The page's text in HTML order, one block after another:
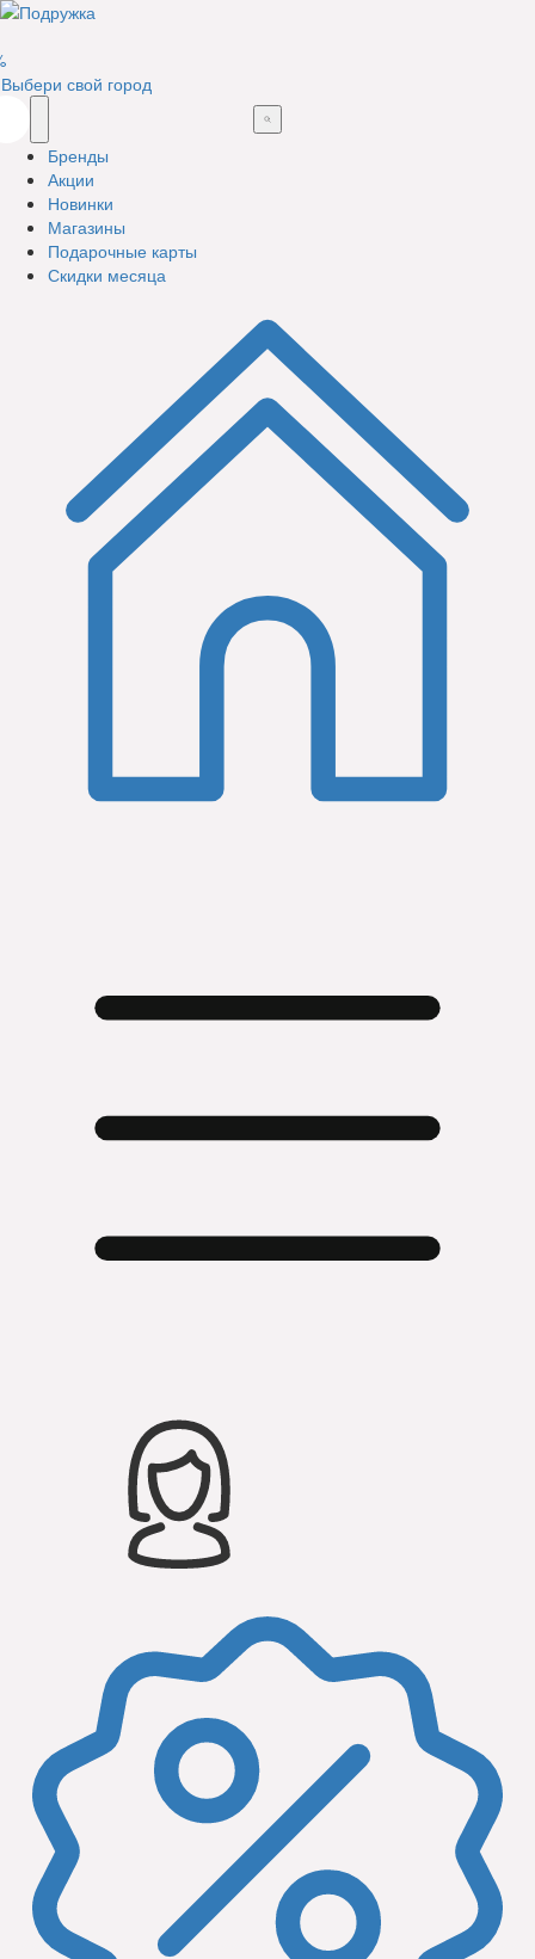
Выбери свой город
Бренды
Акции
Новинки
Магазины
Подарочные карты
Скидки месяца